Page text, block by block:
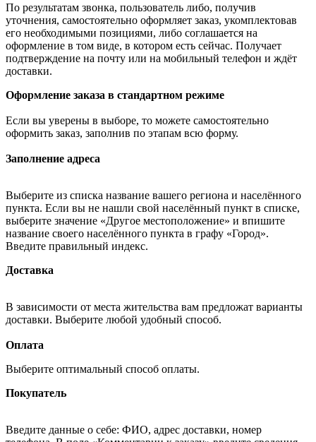
По результатам звонка, пользователь либо, получив
уточнения, самостоятельно оформляет заказ, укомплектовав
его необходимыми позициями, либо соглашается на
оформление в том виде, в котором есть сейчас. Получает
подтверждение на почту или на мобильный телефон и ждёт
доставки.
Оформление заказа в стандартном режиме
Если вы уверены в выборе, то можете самостоятельно
оформить заказ, заполнив по этапам всю форму.
Заполнение адреса
Выберите из списка название вашего региона и населённого
пункта. Если вы не нашли свой населённый пункт в списке,
выберите значение «Другое местоположение» и впишите
название своего населённого пункта в графу «Город».
Введите правильный индекс.
Доставка
В зависимости от места жительства вам предложат варианты
доставки. Выберите любой удобный способ.
Оплата
Выберите оптимальный способ оплаты.
Покупатель
Введите данные о себе: ФИО, адрес доставки, номер